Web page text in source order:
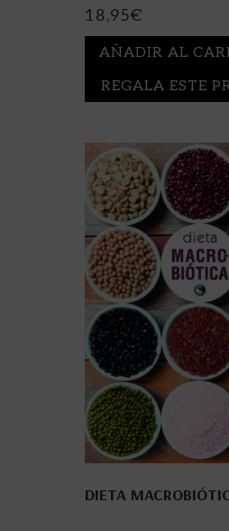
18,95€
AÑADIR AL
REGALA ESTE
DIETA